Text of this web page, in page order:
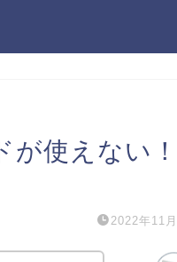
使えない！
2022年11